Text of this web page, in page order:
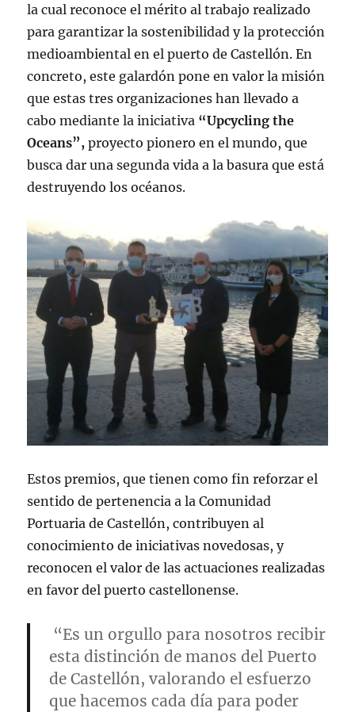
la cual reconoce el mérito al trabajo realizado
para garantizar la sostenibilidad y la protección
medioambiental en el puerto de Castellón. En
concreto, este galardón pone en valor la misión
que estas tres organizaciones han llevado a
cabo mediante la iniciativa “Upcycling the
Oceans”, proyecto pionero en el mundo, que
busca dar una segunda vida a la basura que está
destruyendo los océanos.
Estos premios, que tienen como fin reforzar el
sentido de pertenencia a la Comunidad
Portuaria de Castellón, contribuyen al
conocimiento de iniciativas novedosas, y
reconocen el valor de las actuaciones realizadas
en favor del puerto castellonense.
“Es un orgullo para nosotros recibir
esta distinción de manos del Puerto
de Castellón, valorando el esfuerzo
que hacemos cada día para poder